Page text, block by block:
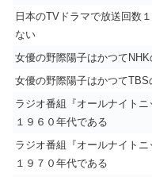
日本のTVドラマで放送回数
ない
女優の野際陽子はかつて
女優の野際陽子はかつて
ラジオ番組『オールナイト
１９６０年代である
ラジオ番組『オールナイト
１９７０年代である